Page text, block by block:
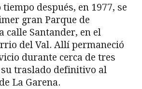
después, en 1977, se
gran Parque de
calle Santander, en el
del Val. Allí permaneció
durante cerca de tres
su traslado definitivo al
La Garena.